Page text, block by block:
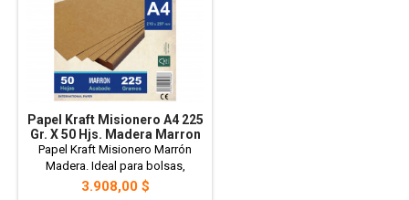
Papel Kraft Misionero A4 225
Gr. X 50 Hjs. Madera Marron
Papel Kraft Misionero Marrón
Madera. Ideal para bolsas,
artesanías, etiquetas para
Precio
3.908,00 $